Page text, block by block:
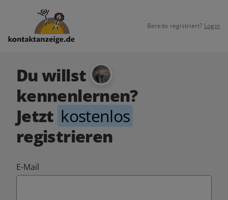
Bereits registriert? Login
Du willst
kennenlernen?
Jetzt kostenlos
registrieren
E-Mail